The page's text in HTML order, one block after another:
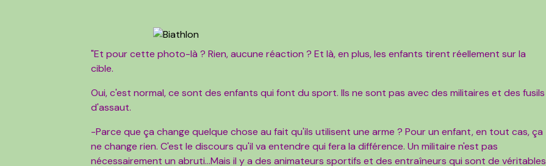
"Et pour cette photo-là ? Rien, aucune réaction ? Et là, en plus, les enfants tirent réellement sur la
cible.
Oui, c'est normal, ce sont des enfants qui font du sport. Ils ne sont pas avec des militaires et des fusils
d'assaut.
-Parce que ça change quelque chose au fait qu'ils utilisent une arme ? Pour un enfant, en tout cas, ça
ne change rien. C'est le discours qu'il va entendre qui fera la différence. Un militaire n'est pas
nécessairement un abruti...Mais il y a des animateurs sportifs et des entraîneurs qui sont de véritables